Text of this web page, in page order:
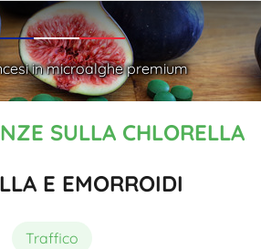
in microalghe premium
SULLA CHLORELLA
E EMORROIDI
Traffico